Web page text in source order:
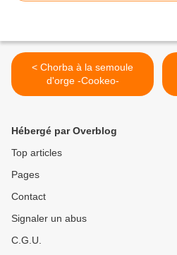
< Chorba à la semoule
d'orge -Cookeo-
Hébergé par Overblog
Top articles
Pages
Contact
Signaler un abus
C.G.U.